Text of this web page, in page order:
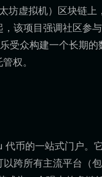
坊虚拟机）区块链上
该项目强调社区参
受众构建一个长期的
权。
币的一站式门户。
跨所有主流平台（